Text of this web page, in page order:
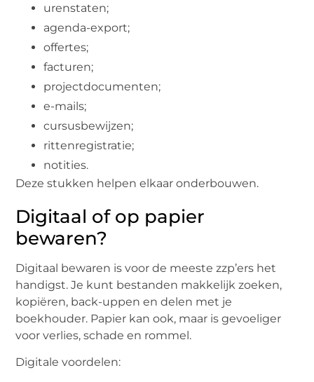
urenstaten;
agenda-export;
offertes;
facturen;
projectdocumenten;
e-mails;
cursusbewijzen;
rittenregistratie;
notities.
Deze stukken helpen elkaar onderbouwen.
Digitaal of op papier
bewaren?
Digitaal bewaren is voor de meeste zzp’ers het
handigst. Je kunt bestanden makkelijk zoeken,
kopiëren, back-uppen en delen met je
boekhouder. Papier kan ook, maar is gevoeliger
voor verlies, schade en rommel.
Digitale voordelen: